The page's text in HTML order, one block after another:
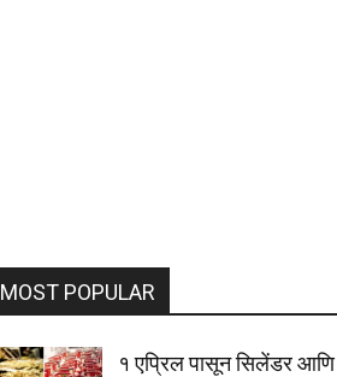
MOST POPULAR
१ एप्रिल पासून सिलेंडर आणि